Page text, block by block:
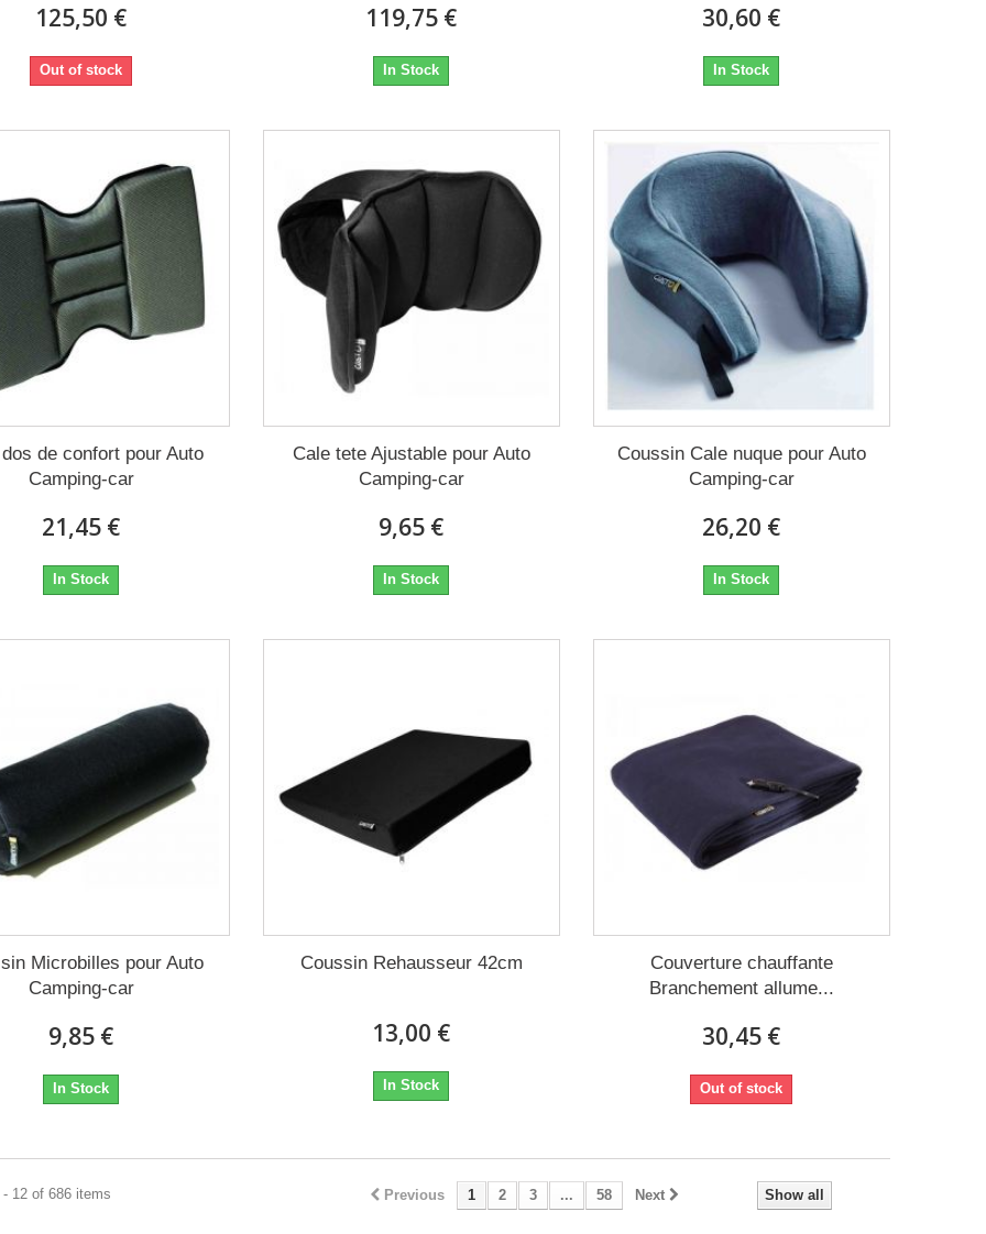
125,50 €
Out of stock
119,75 €
In Stock
30,60 €
In Stock
de confort pour Auto
Camping-car
21,45 €
In Stock
Cale tete Ajustable pour Auto
Camping-car
9,65 €
In Stock
Coussin Cale nuque pour Auto
Camping-car
26,20 €
In Stock
Microbilles pour Auto
Camping-car
9,85 €
In Stock
Coussin Rehausseur 42cm
13,00 €
In Stock
Couverture chauffante
Branchement allume...
30,45 €
Out of stock
Show all
Previous 1 2 3 ... 58 Next
12 of 686 items